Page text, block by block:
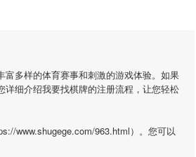
多样的体育赛事和刺激的游戏体验。如果
详细介绍我要找棋牌的注册流程，让您轻松
www.shugege.com/963.html）。您可以